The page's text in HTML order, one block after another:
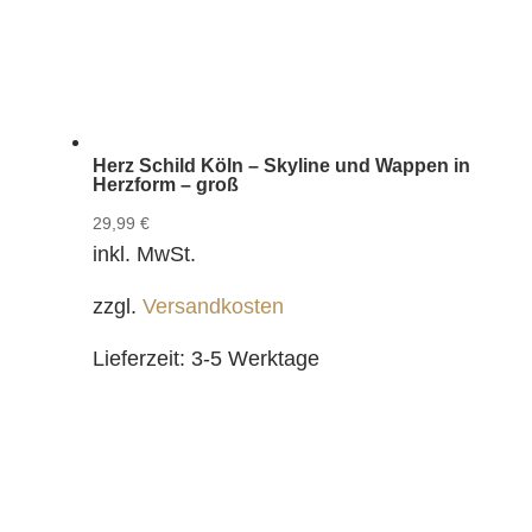
Herz Schild Köln – Skyline und Wappen in
Herzform – groß
29,99 €
inkl. MwSt.
zzgl. Versandkosten
Lieferzeit: 3-5 Werktage